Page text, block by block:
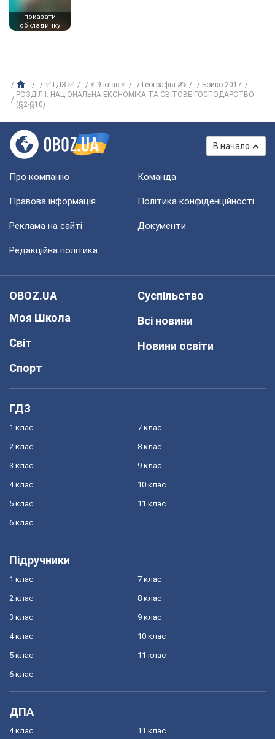
показати
обкладинку
✅ ГДЗ ✅ ⚡ 9 клас ⚡ Географія ✍
Бойко 2017
РОЗДІЛ І. НАЦІОНАЛЬНА ЕКОНОМІКА ТА СВІТОВЕ ГОСПОДАРСТВО
(§2-§10)
В начало
Про компанію Команда
Правова інформація Політика конфіденційності
Реклама на сайті Документи
Редакційна політика
OBOZ.UA
Моя Школа
Світ
Спорт
Суспільство
Всі новини
Новини освіти
ГДЗ
1 клас
2 клас
3 клас
4 клас
5 клас
6 клас
7 клас
8 клас
9 клас
10 клас
11 клас
Підручники
1 клас
2 клас
3 клас
4 клас
5 клас
6 клас
7 клас
8 клас
9 клас
10 клас
11 клас
ДПА
4 клас 11 клас